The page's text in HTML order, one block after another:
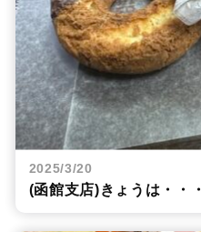
2025/3/20
(函館支店)きょうは・・・